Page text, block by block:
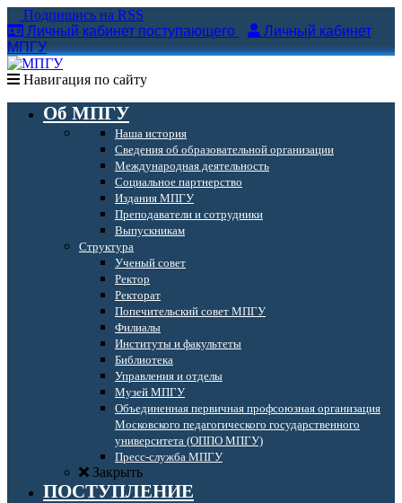
Подпишись на RSS
Личный кабинет поступающего
Личный кабинет
МПГУ
Навигация по сайту
Об МПГУ
Наша история
Сведения об образовательной организации
Международная деятельность
Социальное партнерство
Издания МПГУ
Преподаватели и сотрудники
Выпускникам
Структура
Ученый совет
Ректор
Ректорат
Попечительский совет МПГУ
Филиалы
Институты и факультеты
Библиотека
Управления и отделы
Музей МПГУ
Объединенная первичная профсоюзная организация
Московского педагогического государственного
университета (ОППО МПГУ)
Пресс-служба МПГУ
Закрыть
ПОСТУПЛЕНИЕ